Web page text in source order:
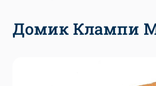
Домик Клампи